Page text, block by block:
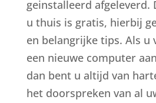
geinstalleerd afgeleverd.
u thuis is gratis, hierbij
en belangrijke tips. Als u
een nieuwe computer
dan bent u altijd van
het doorspreken van al